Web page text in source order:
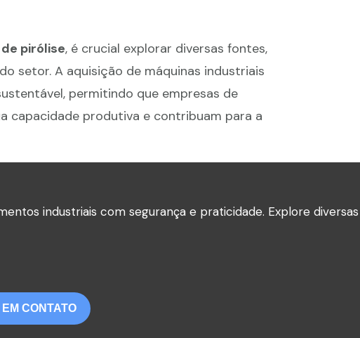
pirólise, é crucial explorar diversas fontes,
setor. A aquisição de máquinas industriais
permitindo que empresas de
capacidade produtiva e contribuam para a
industriais com segurança e praticidade. Explore
CONTATO